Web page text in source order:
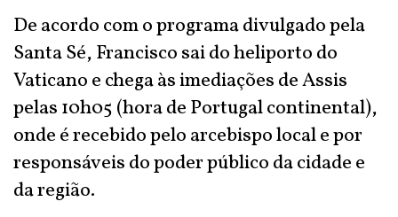
De acordo com o programa divulgado pela
Santa Sé, Francisco sai do heliporto do
Vaticano e chega às imediações de Assis
pelas 10h05 (hora de Portugal continental),
onde é recebido pelo arcebispo local e por
responsáveis do poder público da cidade e
da região.